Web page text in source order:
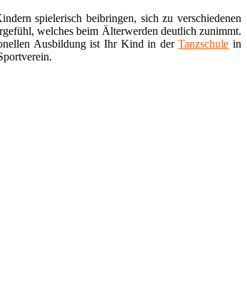
spielerisch beibringen, sich zu verschiedenen
welches beim Älterwerden deutlich zunimmt.
Ausbildung ist Ihr Kind in derTanzschule in